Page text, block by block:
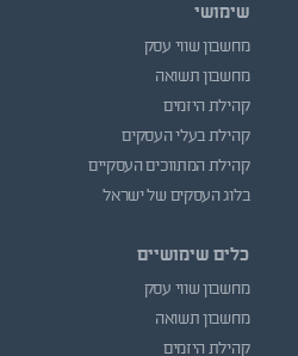
שימושי
מחשבון שווי עסק
מחשבון תשואה
קהילת היזמים
קהילת בעלי העסקים
קהילת המתווכים העסקיים
בלוג העסקים של ישראל
כלים שימושיים
מחשבון שווי עסק
מחשבון תשואה
קהילת היזמים